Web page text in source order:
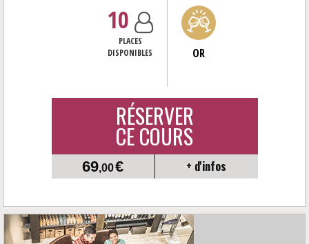
10
PLACES
DISPONIBLES
OR
RÉSERVER
CE COURS
69,00€ + d'infos